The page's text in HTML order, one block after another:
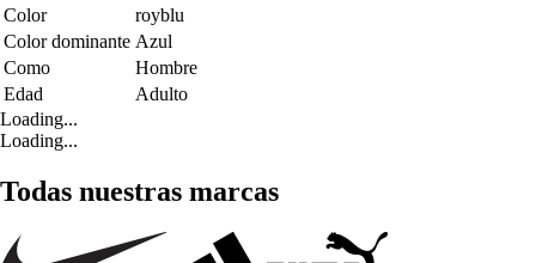
Color
royblu
Color dominante Azul
Como
Hombre
Edad
Adulto
Loading...
Loading...
Todas nuestras marcas